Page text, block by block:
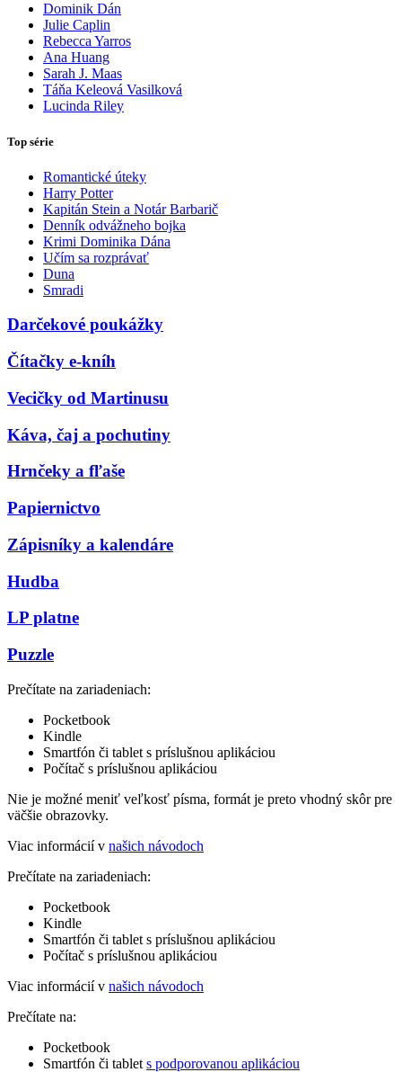
Dominik Dán
Julie Caplin
Rebecca Yarros
Ana Huang
Sarah J. Maas
Táňa Keleová Vasilková
Lucinda Riley
Top série
Romantické úteky
Harry Potter
Kapitán Stein a Notár Barbarič
Denník odvážneho bojka
Krimi Dominika Dána
Učím sa rozprávať
Duna
Smradi
Darčekové poukážky
Čítačky e-kníh
Vecičky od Martinusu
Káva, čaj a pochutiny
Hrnčeky a fľaše
Papiernictvo
Zápisníky a kalendáre
Hudba
LP platne
Puzzle
Prečítate na zariadeniach:
Pocketbook
Kindle
Smartfón či tablet s príslušnou aplikáciou
Počítač s príslušnou aplikáciou
Nie je možné meniť veľkosť písma, formát je preto vhodný skôr pre
väčšie obrazovky.
Viac informácií v našich návodoch
Prečítate na zariadeniach:
Pocketbook
Kindle
Smartfón či tablet s príslušnou aplikáciou
Počítač s príslušnou aplikáciou
Viac informácií v našich návodoch
Prečítate na:
Pocketbook
Smartfón či tablet s podporovanou aplikáciou